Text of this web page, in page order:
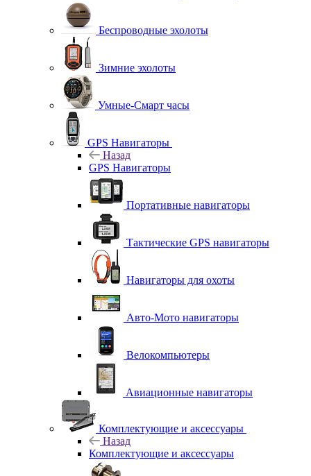
Беспроводные эхолоты
Зимние эхолоты
Умные-Смарт часы
GPS Навигаторы
Назад
GPS Навигаторы
Портативные навигаторы
Тактические GPS навигаторы
Навигаторы для охоты
Авто-Мото навигаторы
Велокомпьютеры
Авиационные навигаторы
Комплектующие и аксессуары
Назад
Комплектующие и аксессуары